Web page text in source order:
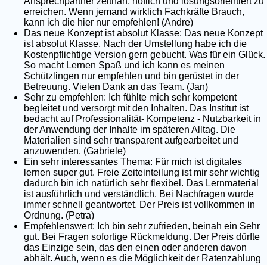
erreichen. Wenn jemand wirklich Fachkräfte Brauch,
kann ich die hier nur empfehlen! (Andre)
Das neue Konzept ist absolut Klasse: Das neue Konzept
ist absolut Klasse. Nach der Umstellung habe ich die
Kostenpflichtige Version gern gebucht. Was für ein Glück.
So macht Lernen Spaß und ich kann es meinen
Schützlingen nur empfehlen und bin gerüstet in der
Betreuung. Vielen Dank an das Team. (Jan)
Sehr zu empfehlen: Ich fühlte mich sehr kompetent
begleitet und versorgt mit den Inhalten. Das Institut ist
bedacht auf Professionalität- Kompetenz - Nutzbarkeit in
der Anwendung der Inhalte im späteren Alltag. Die
Materialien sind sehr transparent aufgearbeitet und
anzuwenden. (Gabriele)
Ein sehr interessantes Thema: Für mich ist digitales
lernen super gut. Freie Zeiteinteilung ist mir sehr wichtig
dadurch bin ich natürlich sehr flexibel. Das Lernmaterial
ist ausführlich und verständlich. Bei Nachfragen wurde
immer schnell geantwortet. Der Preis ist vollkommen in
Ordnung. (Petra)
Empfehlenswert: Ich bin sehr zufrieden, beinah ein Sehr
gut. Bei Fragen sofortige Rückmeldung. Der Preis dürfte
das Einzige sein, das den einen oder anderen davon
abhält. Auch, wenn es die Möglichkeit der Ratenzahlung